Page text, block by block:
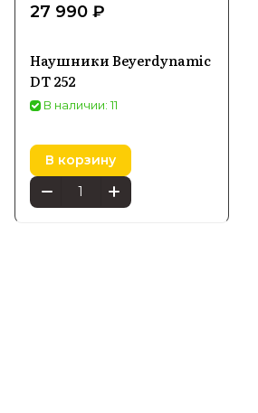
27 990 ₽
Наушники Beyerdynamic
DT 252
В наличии: 11
В корзину